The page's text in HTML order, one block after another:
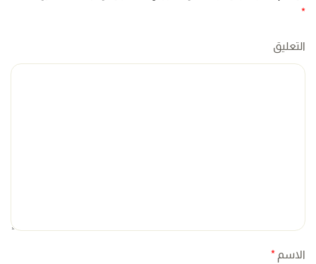
*
التعليق
الاسم *